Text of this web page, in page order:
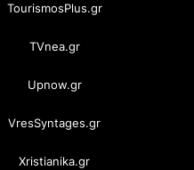
TourismosPlus.gr
TVnea.gr
Upnow.gr
VresSyntages.gr
Xristianika.gr